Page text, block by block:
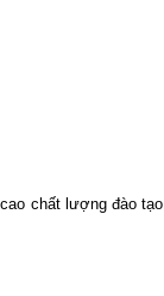
chất lượng đào tạo